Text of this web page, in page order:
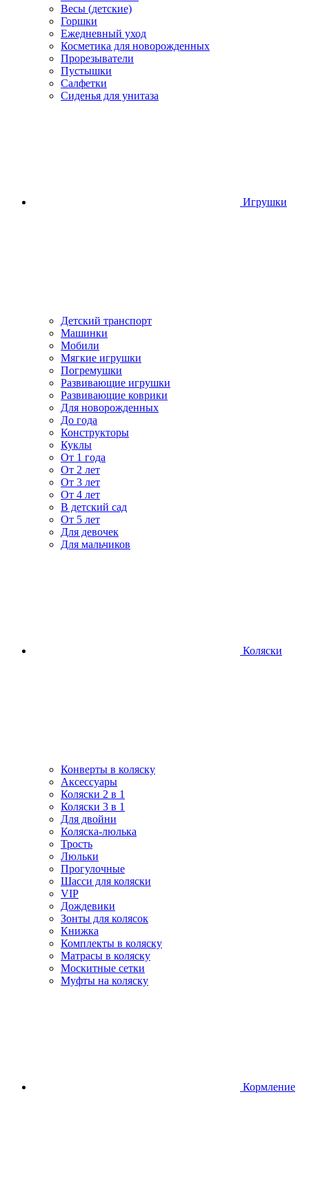
Весы (детские)
Горшки
Ежедневный уход
Косметика для новорожденных
Прорезыватели
Пустышки
Салфетки
Сиденья для унитаза
Игрушки
Детский транспорт
Машинки
Мобили
Мягкие игрушки
Погремушки
Развивающие игрушки
Развивающие коврики
Для новорожденных
До года
Конструкторы
Куклы
От 1 года
От 2 лет
От 3 лет
От 4 лет
В детский сад
От 5 лет
Для девочек
Для мальчиков
Коляски
Конверты в коляску
Аксессуары
Коляски 2 в 1
Коляски 3 в 1
Для двойни
Коляска-люлька
Трость
Люльки
Прогулочные
Шасси для коляски
VIP
Дождевики
Зонты для колясок
Книжка
Комплекты в коляску
Матрасы в коляску
Москитные сетки
Муфты на коляску
Кормление